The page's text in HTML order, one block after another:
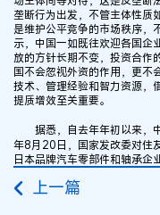
垄断行为出发，不管主体性质
是维护公平竞争的市场秩序，
示，中国一如既往欢迎各国企
放的方针长期不变，投资合作
国不会忽视外资的作用，更不
技术、管理经验和智力资源，
提质增效至关重要。
据悉，自去年年初以来，中
年8月20日，国家发改委对住
日本品牌汽车零部件和轴承企
上一篇